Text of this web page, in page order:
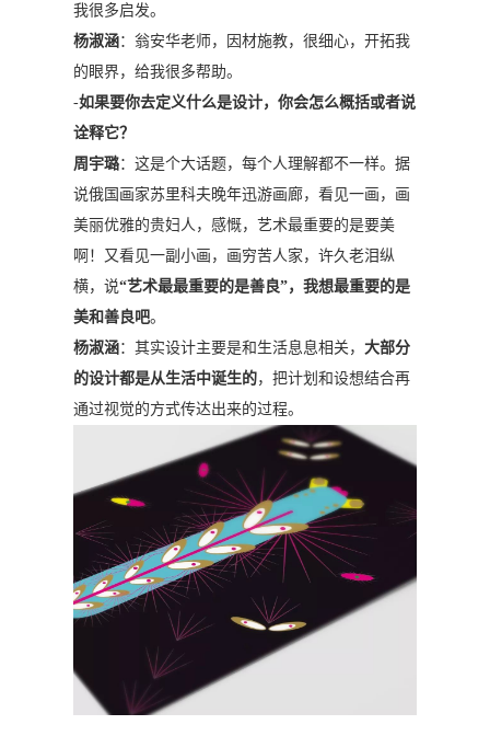
我很多启发。
杨淑涵：翁安华老师，因材施教，很细心，开拓我
的眼界，给我很多帮助。
-如果要你去定义什么是设计，你会怎么概括或者说
诠释它？
周宇璐：这是个大话题，每个人理解都不一样。据
说俄国画家苏里科夫晚年迅游画廊，看见一画，画
美丽优雅的贵妇人，感慨，艺术最重要的是要美
啊！又看见一副小画，画穷苦人家，许久老泪纵
横，说“艺术最最重要的是善良”，我想最重要的是
美和善良吧。
杨淑涵：其实设计主要是和生活息息相关，大部分
的设计都是从生活中诞生的，把计划和设想结合再
通过视觉的方式传达出来的过程。